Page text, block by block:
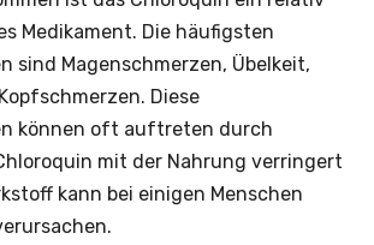
Medikament. Die häufigsten
sind Magenschmerzen, Übelkeit,
Diese
können oft auftreten durch
mit der Nahrung verringert
kann bei einigen Menschen